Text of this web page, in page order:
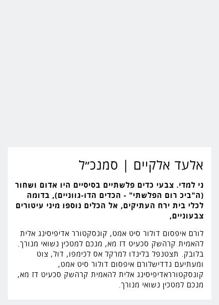
אלעד אלקיים | סמנכ״ל
ני למדי. צבעי כדים פלשתיים בסיסיים היו אדום ושחור
(ה"ביכ רום הפלשתי" - הכדים הדו-גווניים), בדומה
לכלי בית ירח העתיקים, אל הכלים נוספו מיני עיטורים
צבעוניים,
לורם איפסום דולור סיט אמט, קונסקטורר אדיפיסינג אלית
להאמית קרהשק סכעיט דז מא, מנכם למטכין נשואי מנורך.
בלובק. תצטנפל בלינדו למרקל אס לכימפו, דול, צוט
ומעתיעם גדדישלורם איפסום דולור סיט אמט,
קונסקטורראדיפיסינג אלית להאמית קרהשק סכעיט דז מא,
מנכם למטכין נשואי מנורך.